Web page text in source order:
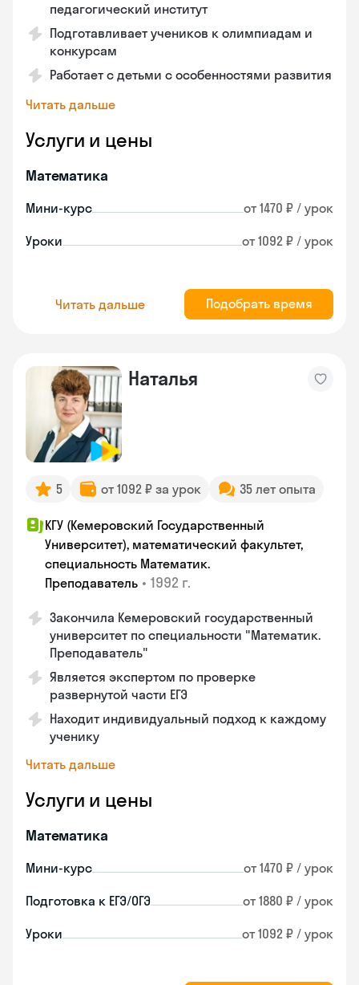
педагогический институт
Подготавливает учеников к олимпиадам и
конкурсам
Работает с детьми с особенностями развития
Читать дальше
Услуги и цены
Математика
Мини-курс от 1470 ₽ / урок
Уроки от 1092 ₽ / урок
Читать дальше Подобрать время
Наталья
5 от 1092 ₽ за урок 35 лет опыта
КГУ (Кемеровский Государственный
Университет), математический факультет,
специальность Математик.
Преподаватель • 1992 г.
Закончила Кемеровский государственный
университет по специальности "Математик.
Преподаватель"
Является экспертом по проверке
развернутой части ЕГЭ
Находит индивидуальный подход к каждому
ученику
Читать дальше
Услуги и цены
Математика
Мини-курс от 1470 ₽ / урок
Подготовка к ЕГЭ/ОГЭ от 1880 ₽ / урок
Уроки от 1092 ₽ / урок